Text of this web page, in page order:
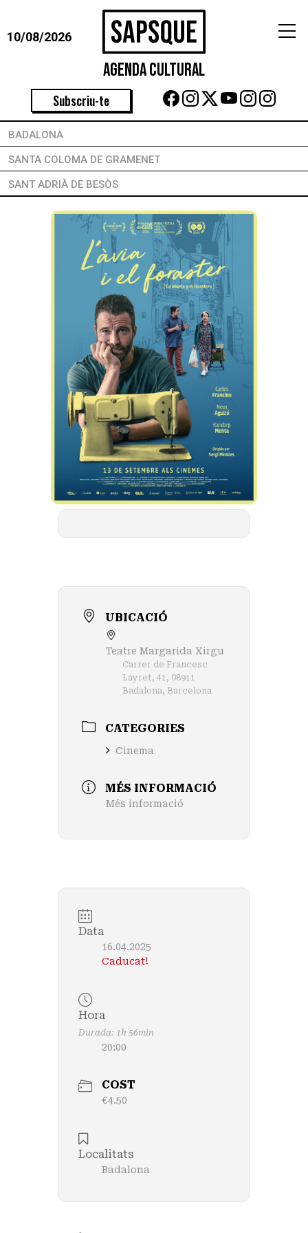
10/08/2026
Agenda Cultural
Subscriu-te
BADALONA
SANTA COLOMA DE GRAMENET
SANT ADRIÀ DE BESÒS
UBICACIÓ
Teatre Margarida Xirgu
Carrer de Francesc
Layret, 41, 08911
Badalona, Barcelona
CATEGORIES
Cinema
MÉS INFORMACIÓ
Més informació
Data
16.04.2025
Caducat!
Hora
Durada: 1h 56min
20:00
COST
€4.50
Localitats
Badalona